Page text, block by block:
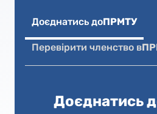
Доєднатись доПРМТУ
Перевірити членство в
Доєднатись